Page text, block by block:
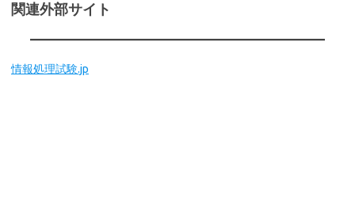
関連外部サイト
情報処理試験.jp